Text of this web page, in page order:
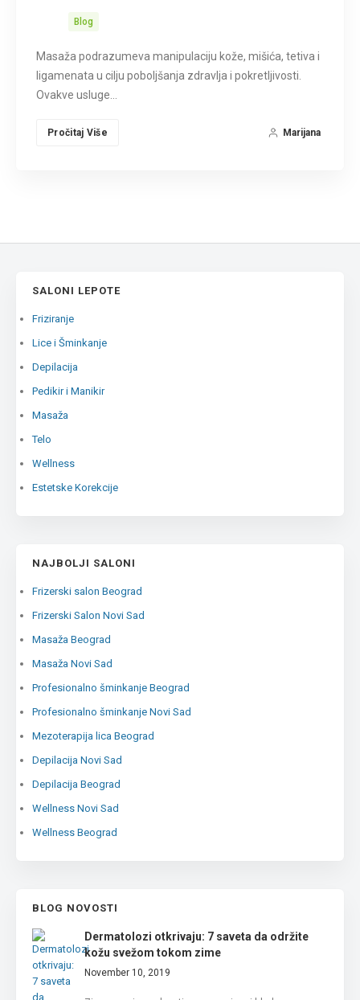
Blog
Masaža podrazumeva manipulaciju kože, mišića, tetiva i
ligamenata u cilju poboljšanja zdravlja i pokretljivosti.
Ovakve usluge…
Pročitaj Više Marijana
SALONI LEPOTE
Friziranje
Lice i Šminkanje
Depilacija
Pedikir i Manikir
Masaža
Telo
Wellness
Estetske Korekcije
NAJBOLJI SALONI
Frizerski salon Beograd
Frizerski Salon Novi Sad
Masaža Beograd
Masaža Novi Sad
Profesionalno šminkanje Beograd
Profesionalno šminkanje Novi Sad
Mezoterapija lica Beograd
Depilacija Novi Sad
Depilacija Beograd
Wellness Novi Sad
Wellness Beograd
BLOG NOVOSTI
Dermatolozi otkrivaju: 7 saveta da održite
kožu svežom tokom zime
November 10, 2019